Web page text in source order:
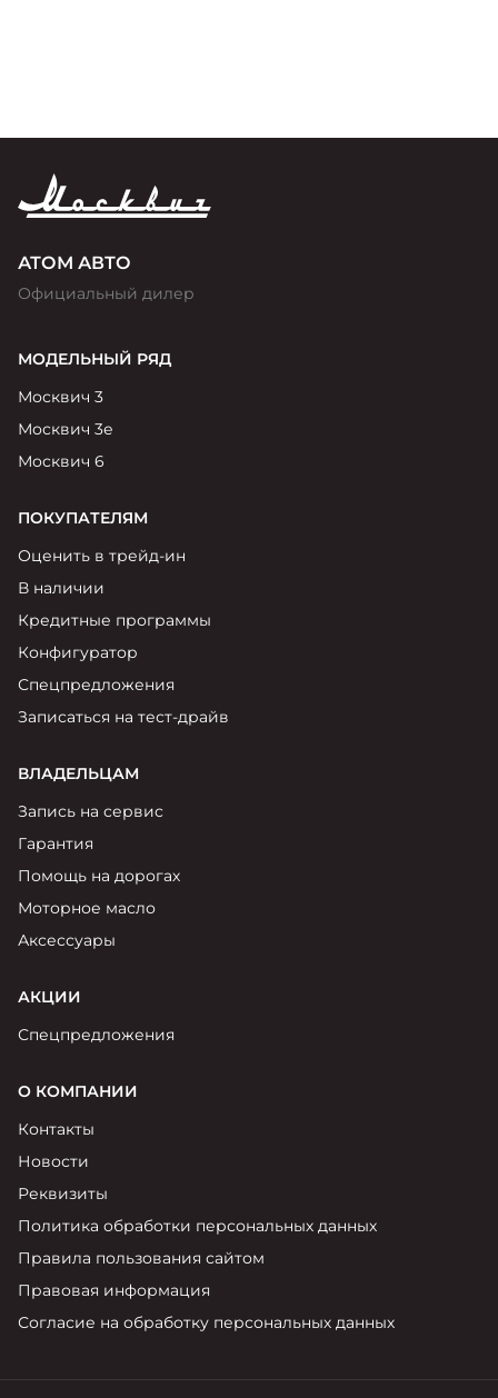
АТОМ АВТО
Официальный дилер
МОДЕЛЬНЫЙ РЯД
Москвич 3
Москвич 3е
Москвич 6
ПОКУПАТЕЛЯМ
Оценить в трейд-ин
В наличии
Кредитные программы
Конфигуратор
Спецпредложения
Записаться на тест-драйв
ВЛАДЕЛЬЦАМ
Запись на сервис
Гарантия
Помощь на дорогах
Моторное масло
Аксессуары
АКЦИИ
Спецпредложения
О КОМПАНИИ
Контакты
Новости
Реквизиты
Политика обработки персональных данных
Правила пользования сайтом
Правовая информация
Согласие на обработку персональных данных